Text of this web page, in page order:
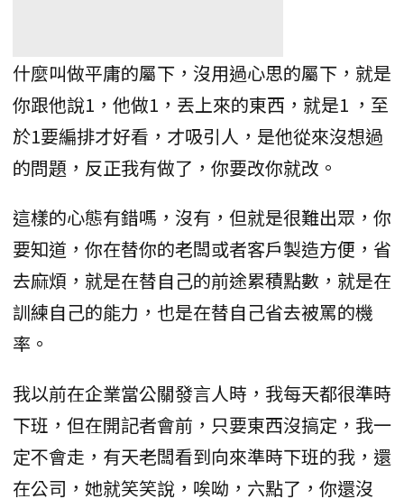
什麼叫做平庸的屬下，沒用過心思的屬下，就是
你跟他說1，他做1，丟上來的東西，就是1 ，至
於1要編排才好看，才吸引人，是他從來沒想過
的問題，反正我有做了，你要改你就改。
這樣的心態有錯嗎，沒有，但就是很難出眾，你
要知道，你在替你的老闆或者客戶製造方便，省
去麻煩，就是在替自己的前途累積點數，就是在
訓練自己的能力，也是在替自己省去被罵的機
率。
我以前在企業當公關發言人時，我每天都很準時
下班，但在開記者會前，只要東西沒搞定，我一
定不會走，有天老闆看到向來準時下班的我，還
在公司，她就笑笑說，唉呦，六點了，你還沒